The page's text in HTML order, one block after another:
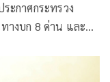
ะกาศกระทรวง
ฐกิจประเทศ